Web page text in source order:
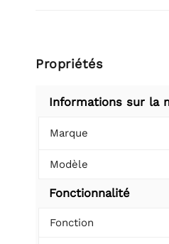
Propriétés
Informations sur la
Marque
Modèle
Fonctionnalité
Fonction